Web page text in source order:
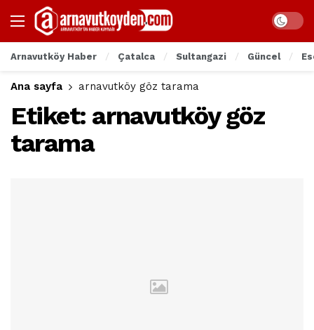
Arnavutköy Haber Çatalca Sultangazi Güncel
Ana sayfa arnavutköy göz tarama
Etiket: arnavutköy göz
tarama